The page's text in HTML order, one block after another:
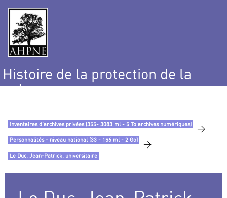
Histoire de la protection de la
nature
Inventaires d’archives privées (355- 3083 ml - 5 To archives numériques) >
Personnalités - niveau national (33 - 156 ml - 2 Go) >
Le Duc, Jean-Patrick, universitaire